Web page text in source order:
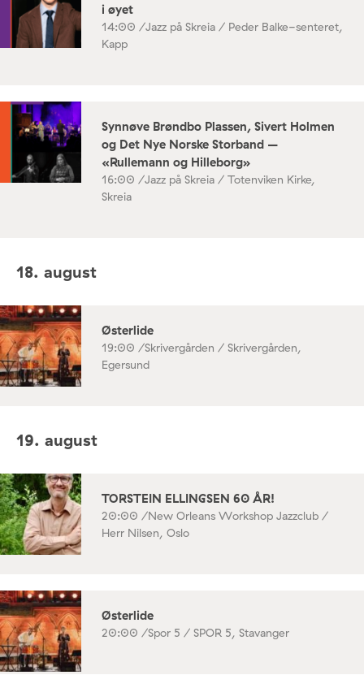
i øyet
14:00 /Jazz på Skreia / Peder Balke-senteret,
Kapp
Synnøve Brøndbo Plassen, Sivert Holmen
og Det Nye Norske Storband –
«Rullemann og Hilleborg»
16:00 /Jazz på Skreia / Totenviken Kirke,
Skreia
18. august
Østerlide
19:00 /Skrivergården / Skrivergården,
Egersund
19. august
TORSTEIN ELLINGSEN 60 ÅR!
20:00 /New Orleans Workshop Jazzclub /
Herr Nilsen, Oslo
Østerlide
20:00 /Spor 5 / SPOR 5, Stavanger